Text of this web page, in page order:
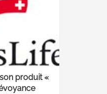
produit «